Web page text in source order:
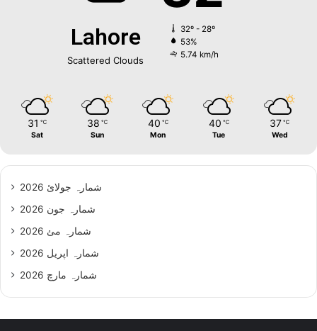
Lahore
Scattered Clouds
32º - 28º
53%
5.74 km/h
31 ℃
Sat
38 ℃
Sun
40 ℃
Mon
40 ℃
Tue
37 ℃
Wed
شمارہ جولائ 2026
شمارہ جون 2026
شمارہ مئ 2026
شمارہ اپریل 2026
شمارہ مارچ 2026